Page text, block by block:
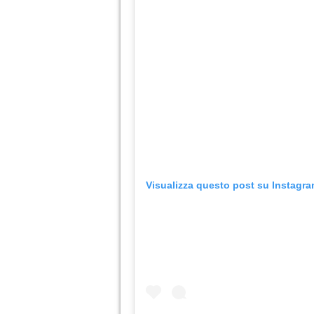
Visualizza questo post su